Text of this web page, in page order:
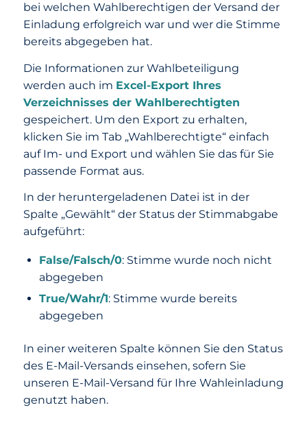
bei welchen Wahlberechtigen der Versand der
Einladung erfolgreich war und wer die Stimme
bereits abgegeben hat.
Die Informationen zur Wahlbeteiligung
werden auch im Excel-Export Ihres
Verzeichnisses der Wahlberechtigten
gespeichert. Um den Export zu erhalten,
klicken Sie im Tab „Wahlberechtigte“ einfach
auf Im- und Export und wählen Sie das für Sie
passende Format aus.
In der heruntergeladenen Datei ist in der
Spalte „Gewählt“ der Status der Stimmabgabe
aufgeführt:
False/Falsch/0: Stimme wurde noch nicht
abgegeben
True/Wahr/1: Stimme wurde bereits
abgegeben
In einer weiteren Spalte können Sie den Status
des E-Mail-Versands einsehen, sofern Sie
unseren E-Mail-Versand für Ihre Wahleinladung
genutzt haben.